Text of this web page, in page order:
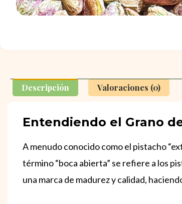
Descripción Valoraciones (0)
Entendiendo el Grano
A menudo conocido como el pistacho
término “boca abierta” se refiere a los
una marca de madurez y calidad,